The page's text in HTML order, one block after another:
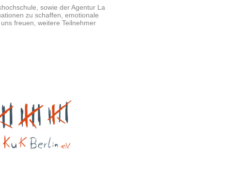
sowie der Agentur La
zu schaffen, emotionale
freuen, weitere Teilnehmer